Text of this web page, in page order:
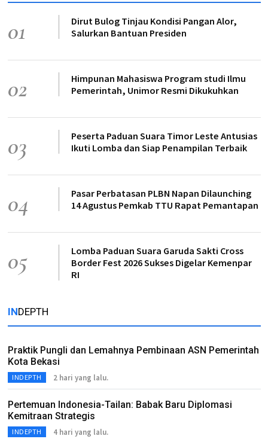
01
Dirut Bulog Tinjau Kondisi Pangan Alor,
Salurkan Bantuan Presiden
02
Himpunan Mahasiswa Program studi Ilmu
Pemerintah, Unimor Resmi Dikukuhkan
03
Peserta Paduan Suara Timor Leste Antusias
Ikuti Lomba dan Siap Penampilan Terbaik
04
Pasar Perbatasan PLBN Napan Dilaunching
14 Agustus Pemkab TTU Rapat Pemantapan
05
Lomba Paduan Suara Garuda Sakti Cross
Border Fest 2026 Sukses Digelar Kemenpar
RI
INDEPTH
Praktik Pungli dan Lemahnya Pembinaan ASN Pemerintah
Kota Bekasi
INDEPTH 2 hari yang lalu.
Pertemuan Indonesia-Tailan: Babak Baru Diplomasi
Kemitraan Strategis
INDEPTH 4 hari yang lalu.